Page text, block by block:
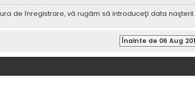
de înregistrare, vă rugăm să introduceţi data naşterii.